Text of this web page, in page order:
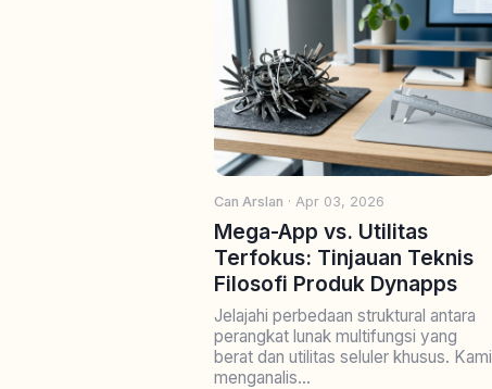
Can Arslan · Apr 03, 2026
Mega-App vs. Utilitas
Terfokus: Tinjauan Teknis
Filosofi Produk Dynapps
Jelajahi perbedaan struktural antara
perangkat lunak multifungsi yang
berat dan utilitas seluler khusus. Kami
menganalis...